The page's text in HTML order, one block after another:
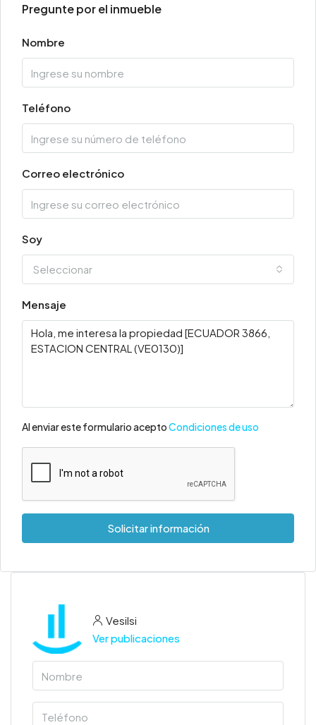
Pregunte por el inmueble
Nombre
Teléfono
Correo electrónico
Soy
Seleccionar
Mensaje
Al enviar este formulario aceptoCondiciones de uso
Solicitar información
Vesilsi
Ver publicaciones